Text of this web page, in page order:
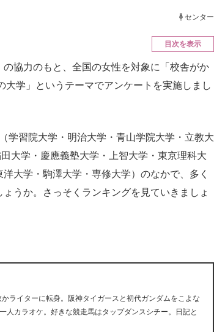
センター
目次を表示
協力のもと、全国の女性を対象に「校舎がか
学」というテーマでアンケートを実施しまし
習院大学・明治大学・青山学院大学・立教大
大学・慶應義塾大学・上智大学・東京理科大
大学・駒澤大学・専修大学）のなかで、多く
うか。さっそくランキングを見ていきましょ
ライターに転身。阪神タイガースと初代ガンダムをこよな
人カラオケ。好きな競走馬はタップダンスシチー。日記と